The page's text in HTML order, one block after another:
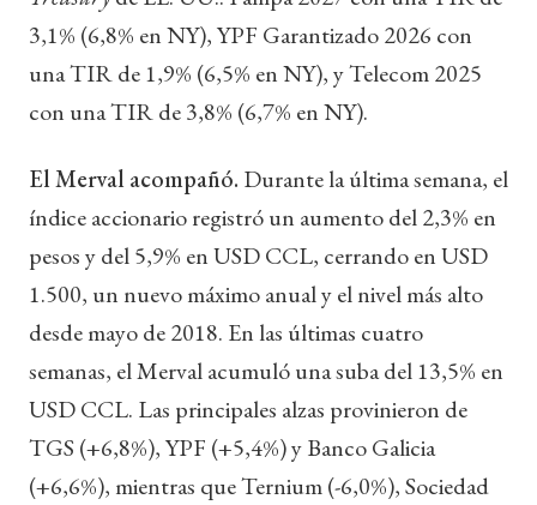
3,1% (6,8% en NY), YPF Garantizado 2026 con
una TIR de 1,9% (6,5% en NY), y Telecom 2025
con una TIR de 3,8% (6,7% en NY).
El Merval acompañó. Durante la última semana, el
índice accionario registró un aumento del 2,3% en
pesos y del 5,9% en USD CCL, cerrando en USD
1.500, un nuevo máximo anual y el nivel más alto
desde mayo de 2018. En las últimas cuatro
semanas, el Merval acumuló una suba del 13,5% en
USD CCL. Las principales alzas provinieron de
TGS (+6,8%), YPF (+5,4%) y Banco Galicia
(+6,6%), mientras que Ternium (-6,0%), Sociedad